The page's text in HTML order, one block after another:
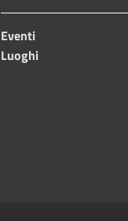
Eventi
Luoghi